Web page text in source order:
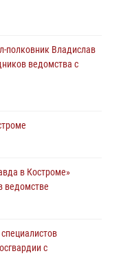
полковник Владислав
ведомства с
в Костроме»
ведомстве
с